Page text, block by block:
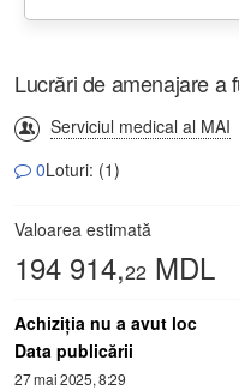
Lucrări de amenajare a
Serviciul medical al MAI
0Loturi: (1)
Valoarea estimată
194 914,22 MDL
Achiziţia nu a avut loc
Data publicării
27 mai 2025, 8:29